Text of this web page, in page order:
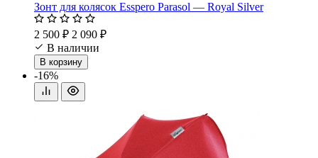
Зонт для колясок Esspero Parasol — Royal Silver
2 500 ₽ 2 090 ₽
В наличии
В корзину
-16%